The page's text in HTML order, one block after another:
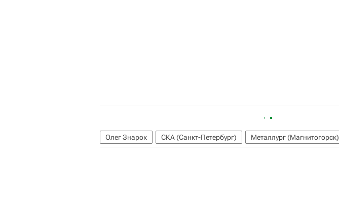
Олег Знарок СКА (Санкт-Петербург) Металлург (Магнитогорск)